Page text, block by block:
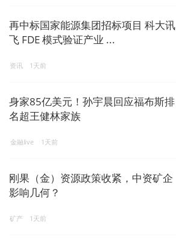
再中标国家能源集团招标项目 科大讯
飞 FDE 模式验证产业 ...
资讯 1天前
身家85亿美元！孙宇晨回应福布斯排
名超王健林家族
金融live 1天前
刚果（金）资源政策收紧，中资矿企
影响几何？
矿产 1天前